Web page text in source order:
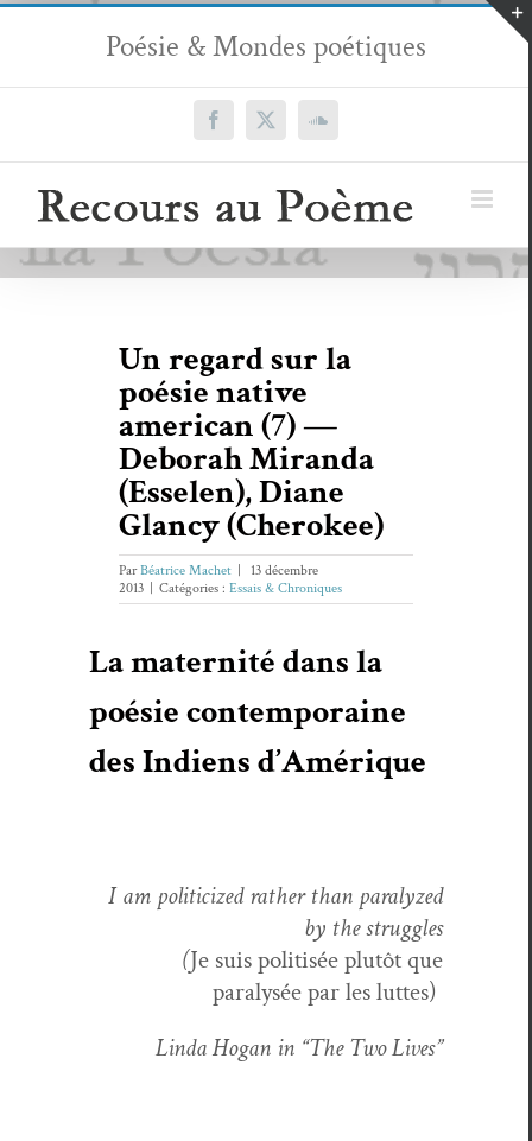
Passer
contenu
Poésie & Mondes poétiques
Facebook
X SoundCloud
Un regard sur la
poésie native
american (7) —
Deborah Miranda
(Esselen), Diane
Glancy (Cherokee)
ParBéatrice Machet
13 décembre
2013
Catégories : Essais & Chroniques
La maternité dans la
poésie contemporaine
des Indiens d’Amérique
I am politi­cized rather than par­a­lyzed
by the struggles
(Je suis poli­tisée plutôt que
paralysée par les luttes)
Lin­da Hogan in “The Two Lives”